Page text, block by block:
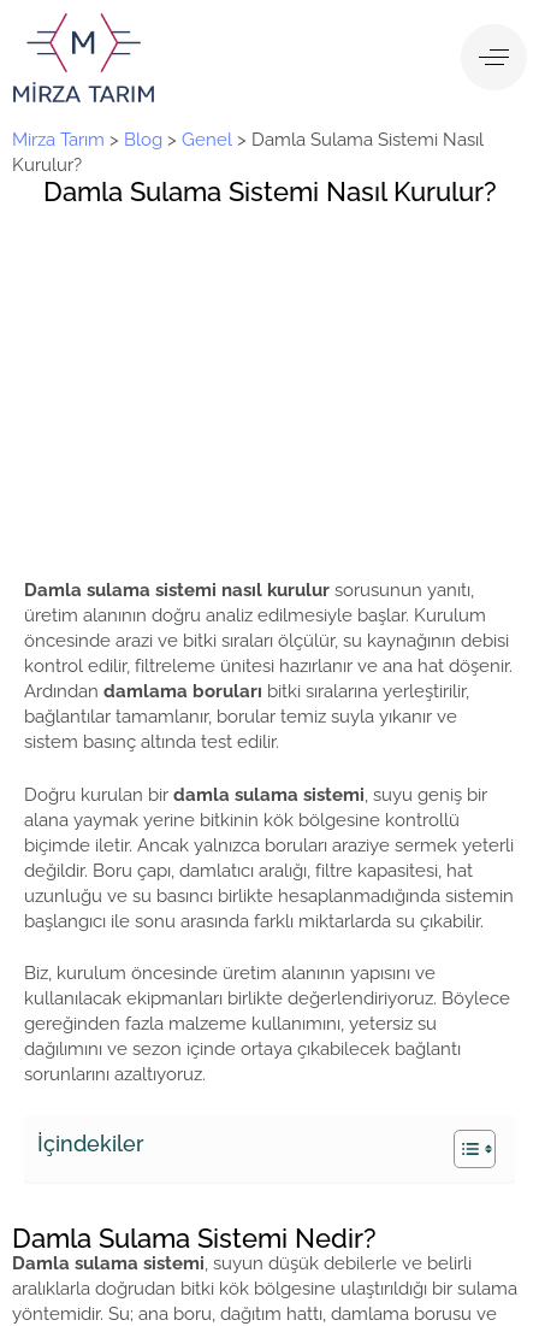
Mirza Tarım > Blog > Genel > Damla Sulama Sistemi Nasıl
Kurulur?
Damla Sulama Sistemi Nasıl Kurulur?
Damla sulama sistemi nasıl kurulur sorusunun yanıtı,
üretim alanının doğru analiz edilmesiyle başlar. Kurulum
öncesinde arazi ve bitki sıraları ölçülür, su kaynağının debisi
kontrol edilir, filtreleme ünitesi hazırlanır ve ana hat döşenir.
Ardından damlama boruları bitki sıralarına yerleştirilir,
bağlantılar tamamlanır, borular temiz suyla yıkanır ve
sistem basınç altında test edilir.
Doğru kurulan bir damla sulama sistemi, suyu geniş bir
alana yaymak yerine bitkinin kök bölgesine kontrollü
biçimde iletir. Ancak yalnızca boruları araziye sermek yeterli
değildir. Boru çapı, damlatıcı aralığı, filtre kapasitesi, hat
uzunluğu ve su basıncı birlikte hesaplanmadığında sistemin
başlangıcı ile sonu arasında farklı miktarlarda su çıkabilir.
Biz, kurulum öncesinde üretim alanının yapısını ve
kullanılacak ekipmanları birlikte değerlendiriyoruz. Böylece
gereğinden fazla malzeme kullanımını, yetersiz su
dağılımını ve sezon içinde ortaya çıkabilecek bağlantı
sorunlarını azaltıyoruz.
İçindekiler
Damla Sulama Sistemi Nedir?
Damla sulama sistemi, suyun düşük debilerle ve belirli
aralıklarla doğrudan bitki kök bölgesine ulaştırıldığı bir sulama
yöntemidir. Su; ana boru, dağıtım hattı, damlama borusu ve